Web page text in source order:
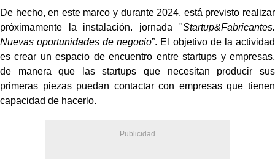
De hecho, en este marco y durante 2024, está previsto realizar
próximamente la instalación.
jornada "Startup&Fabricantes.
Nuevas oportunidades de negocio”. El objetivo de la actividad
es crear un espacio de encuentro entre startups y empresas,
de manera
que las startups que necesitan producir sus
primeras piezas puedan contactar con empresas que tienen
capacidad de hacerlo.